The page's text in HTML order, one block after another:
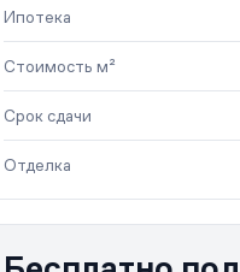
Ипотека
Стоимость м²
Срок сдачи
Отделка